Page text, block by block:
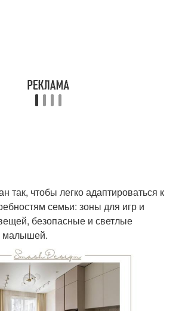
так, чтобы легко адаптироваться к
семьи: зоны для игр и
безопасные и светлые
малышей.